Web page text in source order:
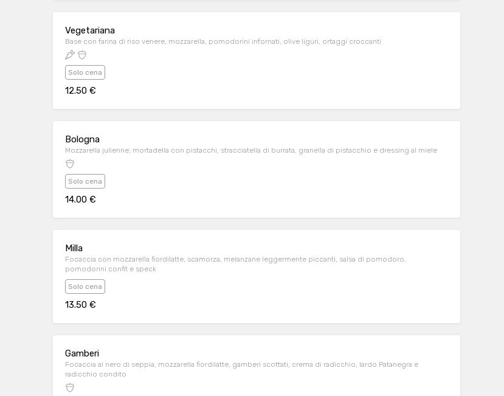
Vegetariana
Base con farina di riso venere, mozzarella, pomodorini infornati, olive liguri, ortaggi croccanti
Solo cena
12.50 €
Bologna
Mozzarella julienne, mortadella con pistacchi, stracciatella di burrata, granella di pistacchio e dressing al miele
Solo cena
14.00 €
Milla
Focaccia con mozzarella fiordilatte, scamorza, melanzane leggermente piccanti, salsa di pomodoro,
pomodorini confit e speck
Solo cena
13.50 €
Gamberi
Focaccia al nero di seppia, mozzarella fiordilatte, gamberi scottati, crema di radicchio, lardo Patanegra e
radicchio condito